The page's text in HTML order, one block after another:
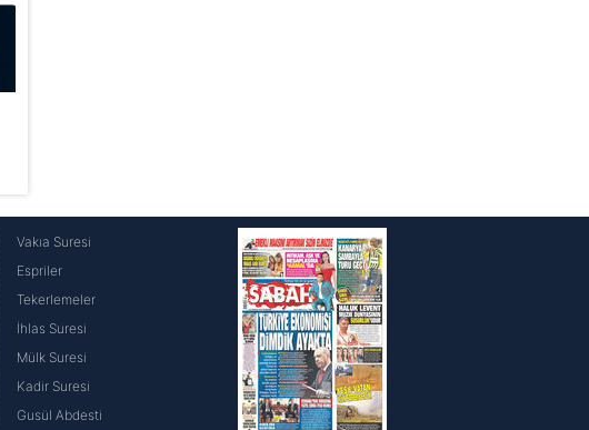
okumak ve sitemizde ilgili
Vakıa Suresi
Espriler
Tekerlemeler
İhlas Suresi
Mülk Suresi
Kadir Suresi
Gusül Abdesti